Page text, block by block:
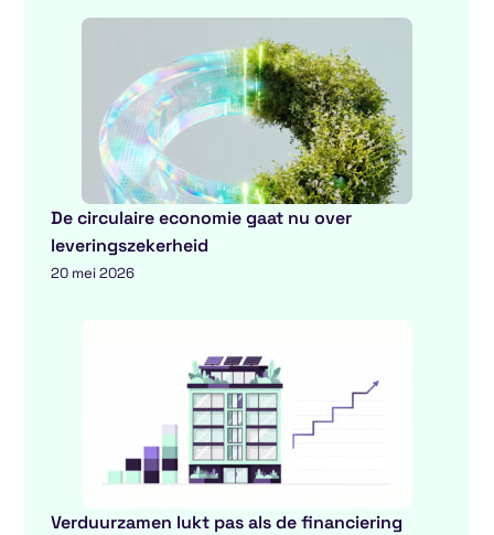
De circulaire economie gaat nu over
leveringszekerheid
20 mei 2026
Verduurzamen lukt pas als de financiering